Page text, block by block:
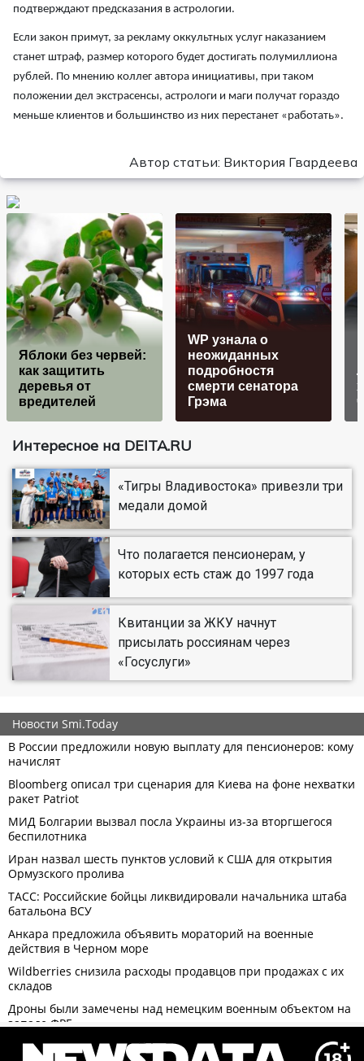
подтверждают предсказания в астрологии.
Если закон примут, за рекламу оккультных услуг наказанием
станет штраф, размер которого будет достигать полумиллиона
рублей. По мнению коллег автора инициативы, при таком
положении дел экстрасенсы, астрологи и маги получат гораздо
меньше клиентов и большинство из них перестанет «работать».
Автор статьи: Виктория Гвардеева
Яблоки без червей:
как защитить
деревья от
вредителей
WP узнала о
неожиданных
подробностя
смерти сенатора
Грэма
Интересное на DEITA.RU
«Тигры Владивостока» привезли три
медали домой
Что полагается пенсионерам, у
которых есть стаж до 1997 года
Квитанции за ЖКУ начнут
присылать россиянам через
«Госуслуги»